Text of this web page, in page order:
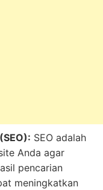
SEO adalah
Anda agar
pencarian
meningkatkan